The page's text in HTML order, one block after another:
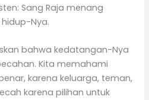
Sang Raja menang
Nya.
bahwa kedatangan-Nya
Kita memahami
karena keluarga, teman,
karena pilihan untuk